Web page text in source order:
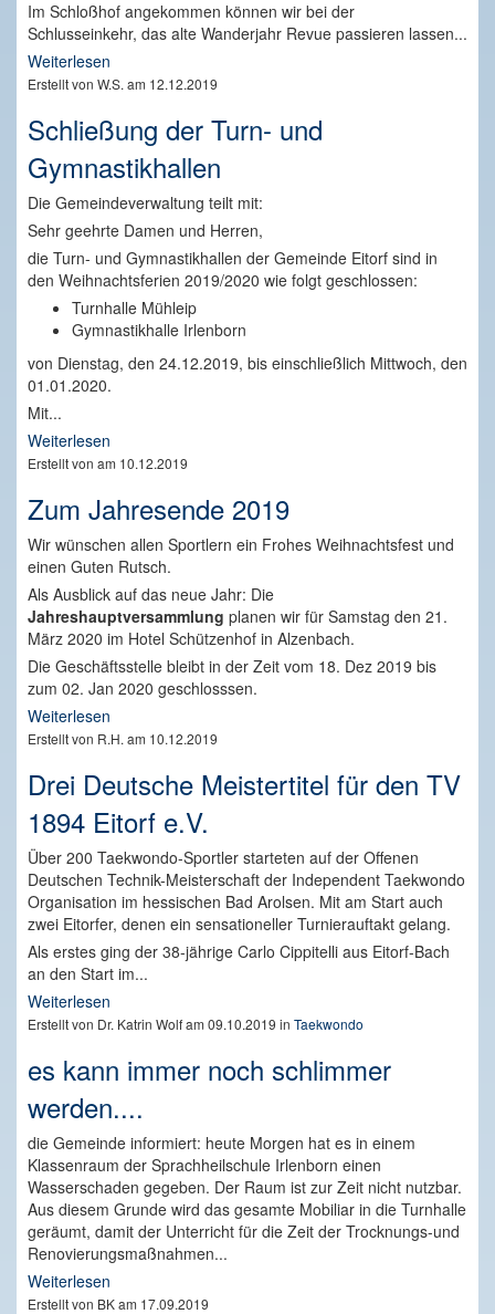
Im Schloßhof angekommen können wir bei der
Schlusseinkehr, das alte Wanderjahr Revue passieren lassen...
Weiterlesen
Erstellt von W.S. am 12.12.2019
Schließung der Turn- und
Gymnastikhallen
Die Gemeindeverwaltung teilt mit:
Sehr geehrte Damen und Herren,
die Turn- und Gymnastikhallen der Gemeinde Eitorf sind in
den Weihnachtsferien 2019/2020 wie folgt geschlossen:
Turnhalle Mühleip
Gymnastikhalle Irlenborn
von Dienstag, den 24.12.2019, bis einschließlich Mittwoch, den
01.01.2020.
Mit...
Weiterlesen
Erstellt von am 10.12.2019
Zum Jahresende 2019
Wir wünschen allen Sportlern ein Frohes Weihnachtsfest und
einen Guten Rutsch.
Als Ausblick auf das neue Jahr: Die
Jahreshauptversammlung planen wir für Samstag den 21.
März 2020 im Hotel Schützenhof in Alzenbach.
Die Geschäftsstelle bleibt in der Zeit vom 18. Dez 2019 bis
zum 02. Jan 2020 geschlosssen.
Weiterlesen
Erstellt von R.H. am 10.12.2019
Drei Deutsche Meistertitel für den TV
1894 Eitorf e.V.
Über 200 Taekwondo-Sportler starteten auf der Offenen
Deutschen Technik-Meisterschaft der Independent Taekwondo
Organisation im hessischen Bad Arolsen. Mit am Start auch
zwei Eitorfer, denen ein sensationeller Turnierauftakt gelang.
Als erstes ging der 38-jährige Carlo Cippitelli aus Eitorf-Bach
an den Start im...
Weiterlesen
Erstellt von Dr. Katrin Wolf am 09.10.2019 in Taekwondo
es kann immer noch schlimmer
werden....
die Gemeinde informiert: heute Morgen hat es in einem
Klassenraum der Sprachheilschule Irlenborn einen
Wasserschaden gegeben. Der Raum ist zur Zeit nicht nutzbar.
Aus diesem Grunde wird das gesamte Mobiliar in die Turnhalle
geräumt, damit der Unterricht für die Zeit der Trocknungs-und
Renovierungsmaßnahmen...
Weiterlesen
Erstellt von BK am 17.09.2019